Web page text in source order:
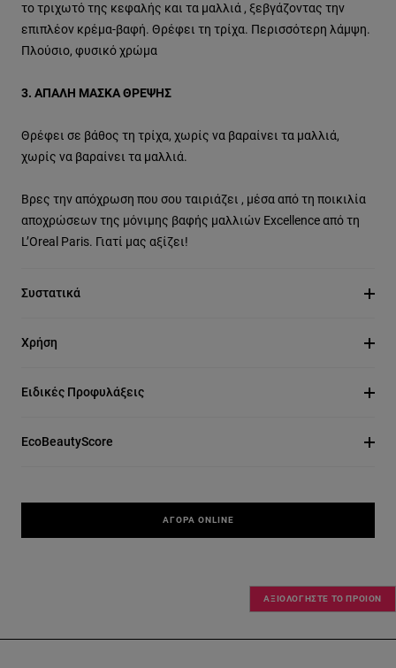
το τριχωτό της κεφαλής και τα μαλλιά , ξεβγάζοντας την
επιπλέον κρέμα-βαφή. Θρέφει τη τρίχα. Περισσότερη λάμψη.
Πλούσιο, φυσικό χρώμα
3. ΑΠΑΛΗ ΜΑΣΚΑ ΘΡΕΨΗΣ
Θρέφει σε βάθος τη τρίχα, χωρίς να βαραίνει τα μαλλιά,
χωρίς να βαραίνει τα μαλλιά.
Βρες την απόχρωση που σου ταιριάζει , μέσα από τη ποικιλία
αποχρώσεων της μόνιμης βαφής μαλλιών Excellence από τη
L’Oreal Paris. Γιατί μας αξίζει!
Συστατικά
Χρήση
Ειδικές Προφυλάξεις
EcoBeautyScore
ΑΓΟΡΆ ONLINE
ΑΞΙΟΛΟΓΗΣΤΕ ΤΟ ΠΡΟΙΟΝ